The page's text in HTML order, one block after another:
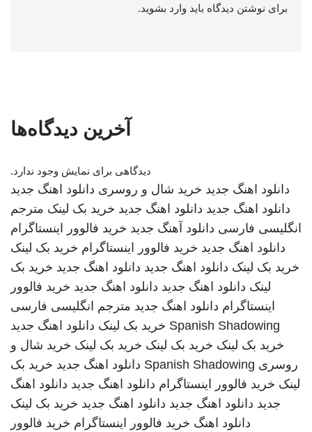
برای نوشتن دیدگاه باید وارد بشوید.
آخرین دیدگاه‌ها
دیدگاهی برای نمایش وجود ندارد.
دانلود اهنگ جدید خرید شال و روسری دانلود اهنگ جدید
دانلود اهنگ جدید دانلود اهنگ جدید خرید بک لینک مترجم
انگلیسی فارسی دانلود آهنگ جدید خرید فالوور اینستاگرام
دانلود اهنگ جدید خرید فالوور اینستاگرام خرید بک لینک
خرید بک لینک دانلود اهنگ جدید دانلود اهنگ جدید خرید بک
لینک دانلود اهنگ جدید دانلود اهنگ جدید خرید فالوور
اینستاگرام دانلود اهنگ جدید مترجم انگلیسی فارسی
Spanish Shadowing خرید بک لینک دانلود اهنگ جدید
خرید بک لینک خرید بک لینک خرید بک لینک خرید شال و
روسری Spanish Shadowing دانلود اهنگ جدید خرید بک
لینک خرید فالوور اینستاگرام دانلود اهنگ جدید دانلود اهنگ
جدید دانلود اهنگ جدید دانلود اهنگ جدید خرید بک لینک
دانلود اهنگ خرید فالوور اینستاگرام خرید فالوور